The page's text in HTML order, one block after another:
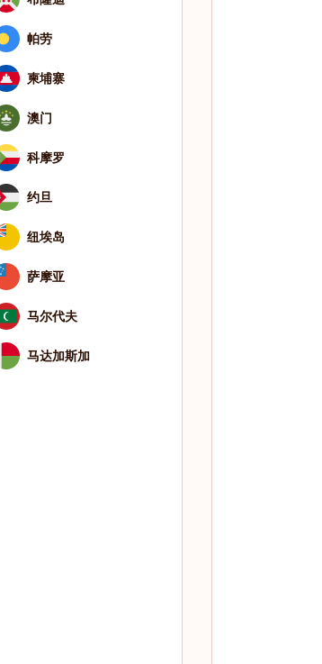
帕劳
柬埔寨
澳门
科摩罗
约旦
纽埃岛
萨摩亚
马尔代夫
马达加斯加